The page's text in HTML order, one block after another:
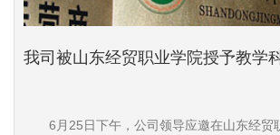
我司被山东经贸职业学院授予教学
6月25日下午，公司领导应邀在山东经贸